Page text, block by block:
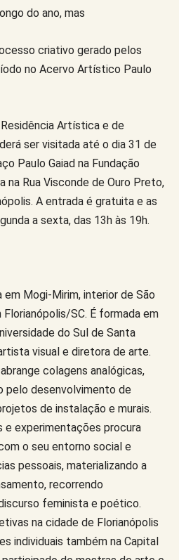
do ano, mas
criativo gerado pelos
no Acervo Artístico Paulo
Artística e de
ser visitada até o dia 31 de
Paulo Gaiad na Fundação
na Rua Visconde de Ouro Preto,
A entrada é gratuita e as
a sexta, das 13h às 19h.
em Mogi-Mirim, interior de São
SC. É formada em
do Sul de Santa
visual e diretora de arte.
colagens analógicas,
pelo desenvolvimento de
de instalação e murais.
e experimentações procura
o seu entorno social e
pessoais, materializando a
recorrendo
feminista e poético.
na cidade de Florianópolis
individuais também na Capital